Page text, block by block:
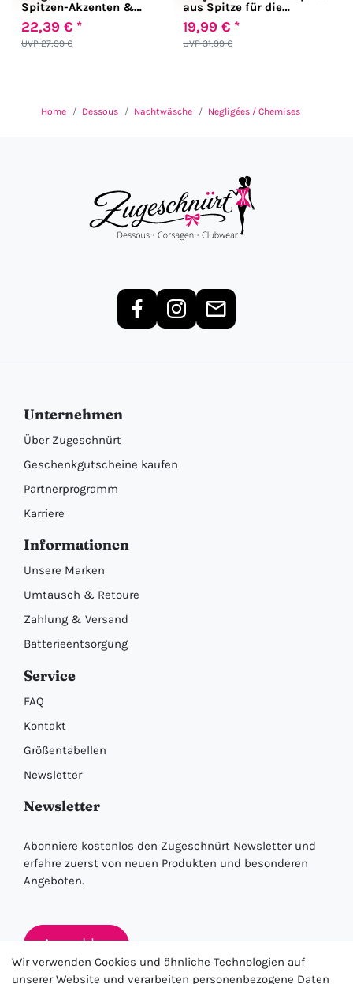
Spitzen-Akzenten &
String
UVP 27,99 €
22,39 € *
aus Spitze für die
Hochzeitsnacht weiß
UVP 31,99 €
19,99 € *
Home Dessous Nachtwäsche Negligées / Chemises
Unternehmen
Über Zugeschnürt
Geschenkgutscheine kaufen
Partnerprogramm
Karriere
Informationen
Unsere Marken
Umtausch & Retoure
Zahlung & Versand
Batterieentsorgung
Service
FAQ
Kontakt
Größentabellen
Newsletter
Newsletter
Abonniere kostenlos den Zugeschnürt Newsletter und
erfahre zuerst von neuen Produkten und besonderen
Angeboten.
Anmelden
Wir verwenden Cookies und ähnliche Technologien auf
unserer Website und verarbeiten personenbezogene Daten